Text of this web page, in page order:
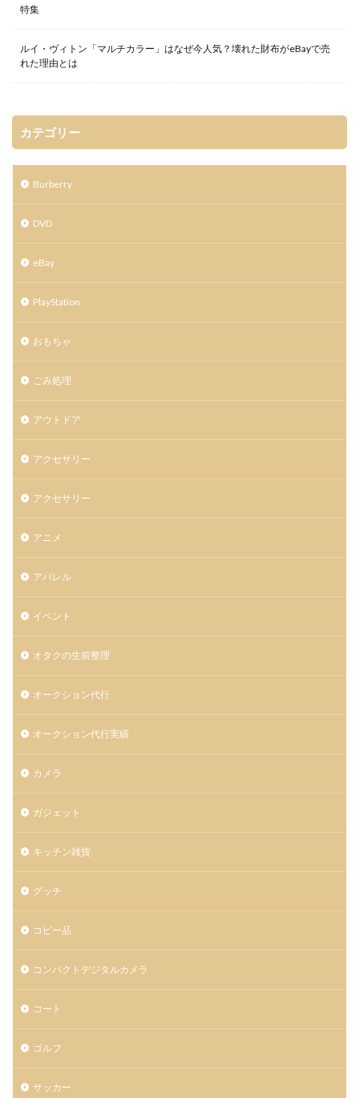
特集
ルイ・ヴィトン「マルチカラー」はなぜ今人気？壊れた財布がeBayで売
れた理由とは
カテゴリー
Burberry
DVD
eBay
PlayStation
おもちゃ
ごみ処理
アウトドア
アクセサリー
アクセサリー
アニメ
アパレル
イベント
オタクの生前整理
オークション代行
オークション代行実績
カメラ
ガジェット
キッチン雑貨
グッチ
コピー品
コンパクトデジタルカメラ
コート
ゴルフ
サッカー